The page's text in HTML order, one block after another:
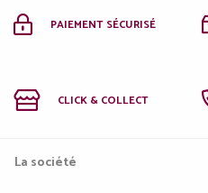
PAIEMENT SÉCURISÉ
CLICK & COLLECT
La société